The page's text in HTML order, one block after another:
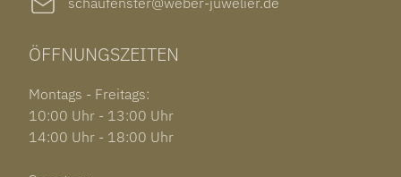
ÖFFNUNGSZEITEN
Montags - Freitags:
10:00 Uhr - 13:00 Uhr
14:00 Uhr - 18:00 Uhr